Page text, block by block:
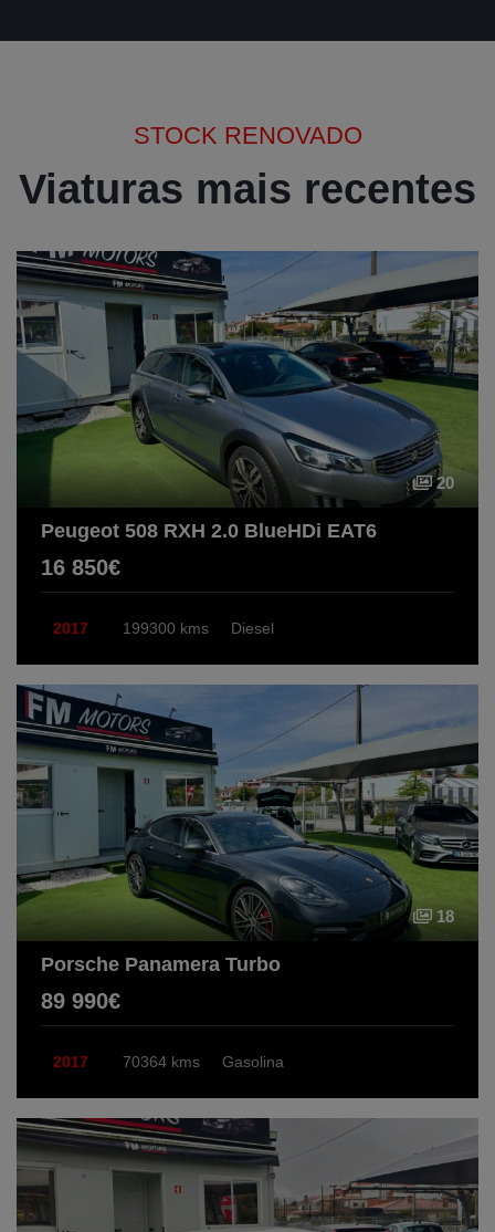
STOCK RENOVADO
Viaturas mais recentes
20
Peugeot 508 RXH 2.0 BlueHDi EAT6
16 850€
2017 199300 kms Diesel
18
Porsche Panamera Turbo
89 990€
2017 70364 kms Gasolina